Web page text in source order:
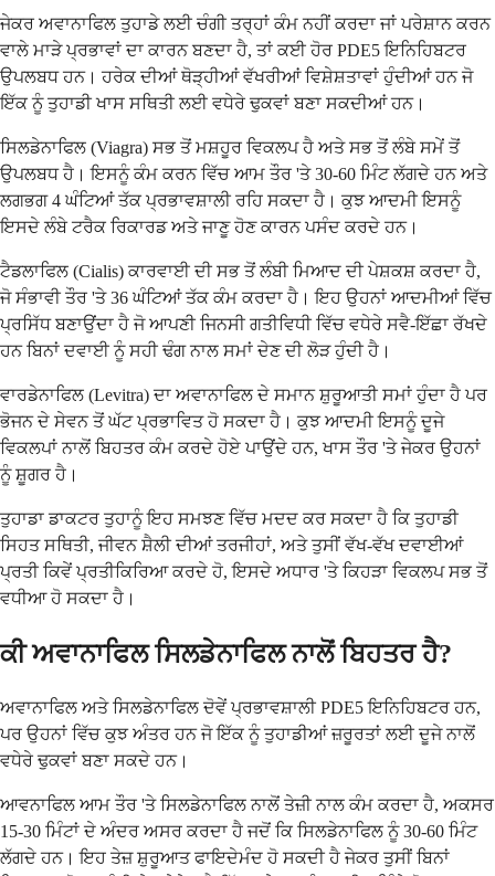
ਜੇਕਰ ਅਵਾਨਾਫਿਲ ਤੁਹਾਡੇ ਲਈ ਚੰਗੀ ਤਰ੍ਹਾਂ ਕੰਮ ਨਹੀਂ ਕਰਦਾ ਜਾਂ ਪਰੇਸ਼ਾਨ ਕਰਨ
ਵਾਲੇ ਮਾੜੇ ਪ੍ਰਭਾਵਾਂ ਦਾ ਕਾਰਨ ਬਣਦਾ ਹੈ, ਤਾਂ ਕਈ ਹੋਰ PDE5 ਇਨਿਹਿਬਟਰ
ਉਪਲਬਧ ਹਨ। ਹਰੇਕ ਦੀਆਂ ਥੋੜ੍ਹੀਆਂ ਵੱਖਰੀਆਂ ਵਿਸ਼ੇਸ਼ਤਾਵਾਂ ਹੁੰਦੀਆਂ ਹਨ ਜੋ
ਇੱਕ ਨੂੰ ਤੁਹਾਡੀ ਖਾਸ ਸਥਿਤੀ ਲਈ ਵਧੇਰੇ ਢੁਕਵਾਂ ਬਣਾ ਸਕਦੀਆਂ ਹਨ।
ਸਿਲਡੇਨਾਫਿਲ (Viagra) ਸਭ ਤੋਂ ਮਸ਼ਹੂਰ ਵਿਕਲਪ ਹੈ ਅਤੇ ਸਭ ਤੋਂ ਲੰਬੇ ਸਮੇਂ ਤੋਂ
ਉਪਲਬਧ ਹੈ। ਇਸਨੂੰ ਕੰਮ ਕਰਨ ਵਿੱਚ ਆਮ ਤੌਰ 'ਤੇ 30-60 ਮਿੰਟ ਲੱਗਦੇ ਹਨ ਅਤੇ
ਲਗਭਗ 4 ਘੰਟਿਆਂ ਤੱਕ ਪ੍ਰਭਾਵਸ਼ਾਲੀ ਰਹਿ ਸਕਦਾ ਹੈ। ਕੁਝ ਆਦਮੀ ਇਸਨੂੰ
ਇਸਦੇ ਲੰਬੇ ਟਰੈਕ ਰਿਕਾਰਡ ਅਤੇ ਜਾਣੂ ਹੋਣ ਕਾਰਨ ਪਸੰਦ ਕਰਦੇ ਹਨ।
ਟੈਡਲਾਫਿਲ (Cialis) ਕਾਰਵਾਈ ਦੀ ਸਭ ਤੋਂ ਲੰਬੀ ਮਿਆਦ ਦੀ ਪੇਸ਼ਕਸ਼ ਕਰਦਾ ਹੈ,
ਜੋ ਸੰਭਾਵੀ ਤੌਰ 'ਤੇ 36 ਘੰਟਿਆਂ ਤੱਕ ਕੰਮ ਕਰਦਾ ਹੈ। ਇਹ ਉਹਨਾਂ ਆਦਮੀਆਂ ਵਿੱਚ
ਪ੍ਰਸਿੱਧ ਬਣਾਉਂਦਾ ਹੈ ਜੋ ਆਪਣੀ ਜਿਨਸੀ ਗਤੀਵਿਧੀ ਵਿੱਚ ਵਧੇਰੇ ਸਵੈ-ਇੱਛਾ ਰੱਖਦੇ
ਹਨ ਬਿਨਾਂ ਦਵਾਈ ਨੂੰ ਸਹੀ ਢੰਗ ਨਾਲ ਸਮਾਂ ਦੇਣ ਦੀ ਲੋੜ ਹੁੰਦੀ ਹੈ।
ਵਾਰਡੇਨਾਫਿਲ (Levitra) ਦਾ ਅਵਾਨਾਫਿਲ ਦੇ ਸਮਾਨ ਸ਼ੁਰੂਆਤੀ ਸਮਾਂ ਹੁੰਦਾ ਹੈ ਪਰ
ਭੋਜਨ ਦੇ ਸੇਵਨ ਤੋਂ ਘੱਟ ਪ੍ਰਭਾਵਿਤ ਹੋ ਸਕਦਾ ਹੈ। ਕੁਝ ਆਦਮੀ ਇਸਨੂੰ ਦੂਜੇ
ਵਿਕਲਪਾਂ ਨਾਲੋਂ ਬਿਹਤਰ ਕੰਮ ਕਰਦੇ ਹੋਏ ਪਾਉਂਦੇ ਹਨ, ਖਾਸ ਤੌਰ 'ਤੇ ਜੇਕਰ ਉਹਨਾਂ
ਨੂੰ ਸ਼ੂਗਰ ਹੈ।
ਤੁਹਾਡਾ ਡਾਕਟਰ ਤੁਹਾਨੂੰ ਇਹ ਸਮਝਣ ਵਿੱਚ ਮਦਦ ਕਰ ਸਕਦਾ ਹੈ ਕਿ ਤੁਹਾਡੀ
ਸਿਹਤ ਸਥਿਤੀ, ਜੀਵਨ ਸ਼ੈਲੀ ਦੀਆਂ ਤਰਜੀਹਾਂ, ਅਤੇ ਤੁਸੀਂ ਵੱਖ-ਵੱਖ ਦਵਾਈਆਂ
ਪ੍ਰਤੀ ਕਿਵੇਂ ਪ੍ਰਤੀਕਿਰਿਆ ਕਰਦੇ ਹੋ, ਇਸਦੇ ਅਧਾਰ 'ਤੇ ਕਿਹੜਾ ਵਿਕਲਪ ਸਭ ਤੋਂ
ਵਧੀਆ ਹੋ ਸਕਦਾ ਹੈ।
ਕੀ ਅਵਾਨਾਫਿਲ ਸਿਲਡੇਨਾਫਿਲ ਨਾਲੋਂ ਬਿਹਤਰ ਹੈ?
ਅਵਾਨਾਫਿਲ ਅਤੇ ਸਿਲਡੇਨਾਫਿਲ ਦੋਵੇਂ ਪ੍ਰਭਾਵਸ਼ਾਲੀ PDE5 ਇਨਿਹਿਬਟਰ ਹਨ,
ਪਰ ਉਹਨਾਂ ਵਿੱਚ ਕੁਝ ਅੰਤਰ ਹਨ ਜੋ ਇੱਕ ਨੂੰ ਤੁਹਾਡੀਆਂ ਜ਼ਰੂਰਤਾਂ ਲਈ ਦੂਜੇ ਨਾਲੋਂ
ਵਧੇਰੇ ਢੁਕਵਾਂ ਬਣਾ ਸਕਦੇ ਹਨ।
ਆਵਨਾਫਿਲ ਆਮ ਤੌਰ 'ਤੇ ਸਿਲਡੇਨਾਫਿਲ ਨਾਲੋਂ ਤੇਜ਼ੀ ਨਾਲ ਕੰਮ ਕਰਦਾ ਹੈ, ਅਕਸਰ
15-30 ਮਿੰਟਾਂ ਦੇ ਅੰਦਰ ਅਸਰ ਕਰਦਾ ਹੈ ਜਦੋਂ ਕਿ ਸਿਲਡੇਨਾਫਿਲ ਨੂੰ 30-60 ਮਿੰਟ
ਲੱਗਦੇ ਹਨ। ਇਹ ਤੇਜ਼ ਸ਼ੁਰੂਆਤ ਫਾਇਦੇਮੰਦ ਹੋ ਸਕਦੀ ਹੈ ਜੇਕਰ ਤੁਸੀਂ ਬਿਨਾਂ